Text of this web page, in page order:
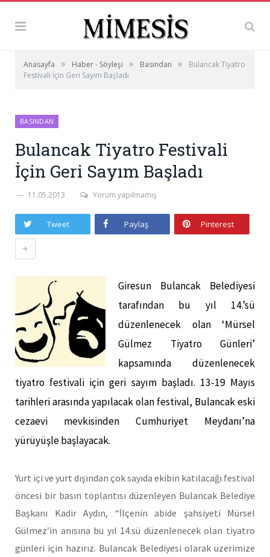
Anasayfa » Haber - Söyleşi » Basından »
Bulancak Tiyatro
Festivali İçin Geri Sayım Başladı
BASINDAN
Bulancak Tiyatro Festivali
İçin Geri Sayım Başladı
11.05.2013 Yorum yapılmamış
Tweet Paylaş Pinterest
+
Giresun Bulancak Belediyesi
tarafından bu yıl 14.’sü
düzenlenecek olan ‘Mürsel
Gülmez Tiyatro Günleri’
kapsamında düzenlenecek
tiyatro festivali için geri sayım başladı. 13-19 Mayıs
tarihleri arasında yapılacak olan festival, Bulancak eski
cezaevi mevkisinden Cumhuriyet Meydanı’na
yürüyüşle başlayacak.
Yurt içi ve yurt dışından çok sayıda ekibin katılacağı festival
öncesi bir basın toplantısı düzenleyen Bulancak Belediye
Başkanı Kadir Aydın, “İlçenin abide şahsiyeti Mürsel
Gülmez’in anısına bu yıl 14.sü düzenlenecek olan tiyatro
günleri için hazırız. Bulancak Belediyesi olarak üzerimize